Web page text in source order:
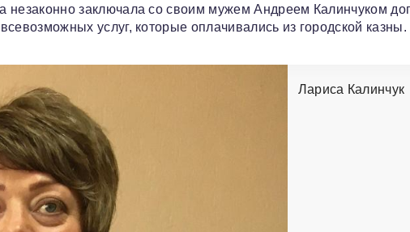
незаконно заключала со своим мужем Андреем Калинчуком
услуг, которые оплачивались из городской казны.
Лариса Калинчук